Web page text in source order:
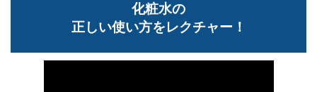
化粧水の
正しい使い方をレクチャー！